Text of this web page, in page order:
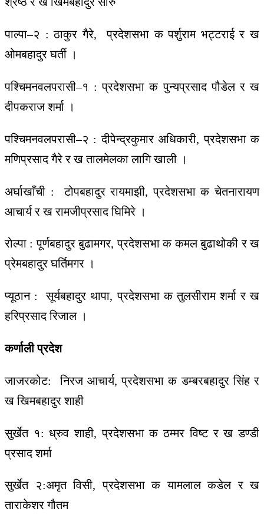
पाल्पा–२ : ठाकुर गैरे, प्रदेशसभा क पर्शुराम भट्टराई र ख
ओमबहादुर घर्ती ।
पश्चिमनवलपरासी–१ : प्रदेशसभा क पुन्यप्रसाद पौडेल र ख
दीपकराज शर्मा ।
पश्चिमनवलपरासी–२ : दीपेन्द्रकुमार अधिकारी, प्रदेशसभा क
मणिप्रसाद गैरे र ख तालमेलका लागि खाली ।
अर्घाखाँची : टोपबहादुर रायमाझी, प्रदेशसभा क चेतनारायण
आचार्य र ख रामजीप्रसाद घिमिरे ।
रोल्पा : पूर्णबहादुर बुढामगर, प्रदेशसभा क कमल बुढाथोकी र ख
प्रेमबहादुर घर्तिमगर ।
प्यूठान : सूर्यबहादुर थापा, प्रदेशसभा क तुलसीराम शर्मा र ख
हरिप्रसाद रिजाल ।
कर्णाली प्रदेश
जाजरकोट: निरज आचार्य, प्रदेशसभा क डम्बरबहादुर सिंह र
ख खिमबहादुर शाही
सुर्खेत १: ध्रुव शाही, प्रदेशसभा क ठम्मर विष्ट र ख डण्डी
प्रसाद शर्मा
सुर्खेत २:अमृत विसी, प्रदेशसभा क यामलाल कडेल र ख
ताराकेशर गौतम